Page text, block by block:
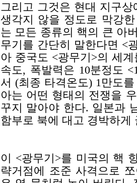
그리고 그것은 현대 지구
생각지 않을 정도로 막강
는 모든 종류의 핵의 큰 아
무기를 간단히 말한다면 <
아 중국도 <광무기>의 세
속도, 폭발력은 10분정도
서 (최종 타격온도) 1만도
아는 어떤 형태의 전쟁을
꾸지 말아야 한다. 일본과
함부로 북에 대고 경박하게
이 <광무기>를 미국의 핵
략거점에 조준 사격으로